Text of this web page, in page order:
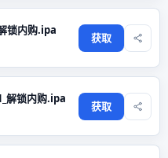
锁内购.ipa
获取
解锁内购.ipa
获取